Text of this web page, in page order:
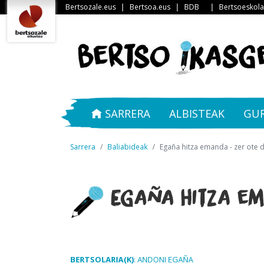
Bertsozale.eus | Bertsoa.eus | BDB | Bertsoeskola
SARRERA ALBISTEAK
Sarrera Baliabideak Egaña hitza emanda - zer ote
Egaña hitza
BERTSOLARIA(K): ANDONI EGAÑA